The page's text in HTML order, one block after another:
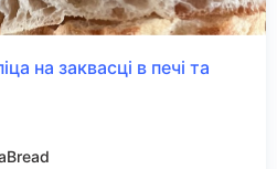
на заквасці в печі та